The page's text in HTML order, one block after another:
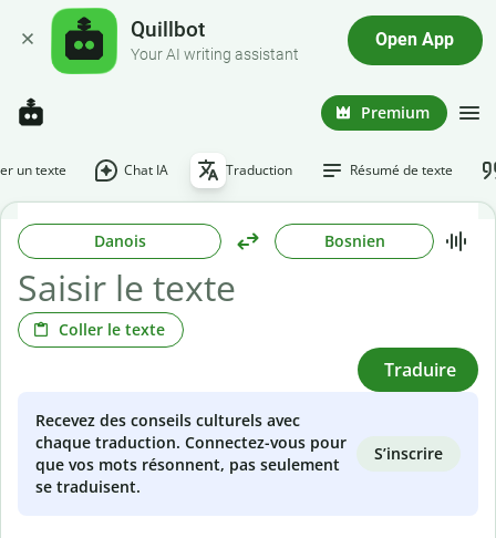
Quillbot
Your AI writing assistant
Open App
Premium
un texte Chat IA Traduction Résumé de texte
Danois Bosnien
Coller le texte
Traduire
Recevez des conseils culturels avec
chaque traduction. Connectez-vous pour
que vos mots résonnent, pas seulement
se traduisent.
S’inscrire